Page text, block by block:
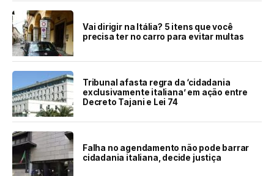
Vai dirigir na Itália? 5 itens que você
precisa ter no carro para evitar multas
Tribunal afasta regra da ‘cidadania
exclusivamente italiana’ em ação entre
Decreto Tajani e Lei 74
Falha no agendamento não pode barrar
cidadania italiana, decide justiça